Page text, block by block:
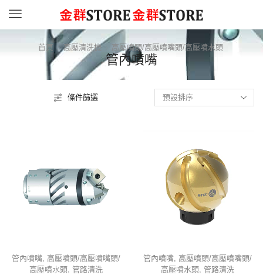
Menu
首頁 高壓清洗機 高壓噴頭/高壓噴嘴頭/高壓噴水頭
管內噴嘴
條件篩選
管內噴嘴, 高壓噴頭/高壓噴嘴頭/
高壓噴水頭, 管路清洗
管內噴嘴, 高壓噴頭/高壓噴嘴頭/
高壓噴水頭, 管路清洗